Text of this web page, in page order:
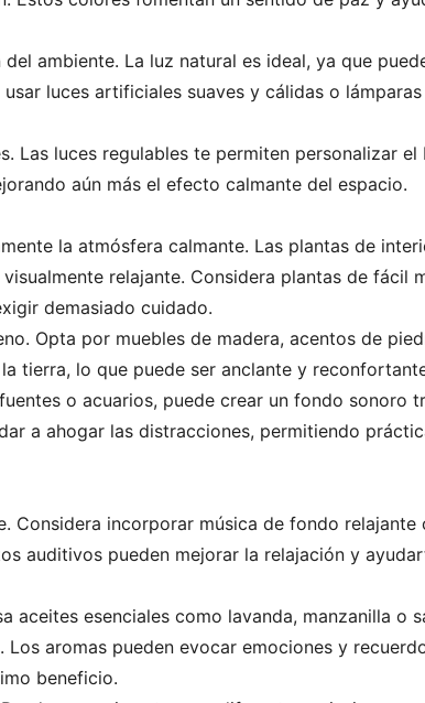
ambiente. La luz natural es ideal, ya que
luces artificiales suaves y cálidas o
Las luces regulables te permiten personalizar el
aún más el efecto calmante del espacio.
la atmósfera calmante. Las plantas de
relajante. Considera plantas de fácil
demasiado cuidado.
Opta por muebles de madera, acentos de
tierra, lo que puede ser anclante y
o acuarios, puede crear un fondo sonoro
a ahogar las distracciones, permitiendo
Considera incorporar música de fondo relajante
auditivos pueden mejorar la relajación y
esenciales como lavanda, manzanilla o
aromas pueden evocar emociones y
beneficio.